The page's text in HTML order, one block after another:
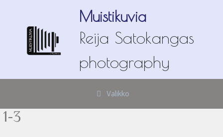
Muistikuvia
Reija Satokangas
photography
Valikko
1-3